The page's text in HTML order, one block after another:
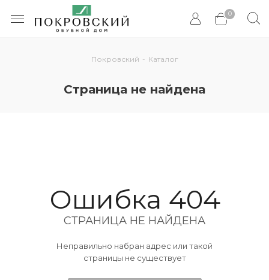
0
Покровский - Каталог
Страница не найдена
Ошибка 404
СТРАНИЦА НЕ НАЙДЕНА
Неправильно набран адрес или такой
страницы не существует